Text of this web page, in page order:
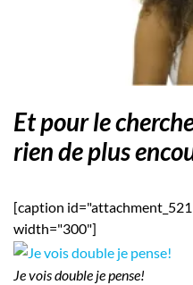
Employeurs
Publiez une offre d'emploi
Et pour le
rien de plus
[caption
width="300"]
Je vois double je pense!